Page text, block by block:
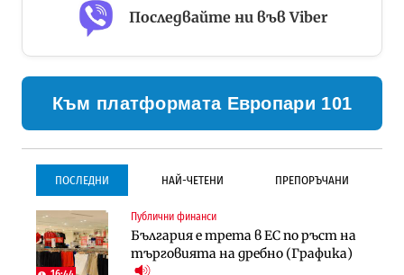
Последвайте ни във Viber
Към платформата Европари 101
ПОСЛЕДНИ НАЙ-ЧЕТЕНИ ПРЕПОРЪЧАНИ
Публични финанси
България е трета в ЕС по ръст на
търговията на дребно (Графика)
Градоустройство
Столична община избра
изпълнител за преместването на
трамвайното трасе по бул.
Инфраструктура
Проектирането на тунела под
Петрохан ще върви паралелно с
екологичните оценки